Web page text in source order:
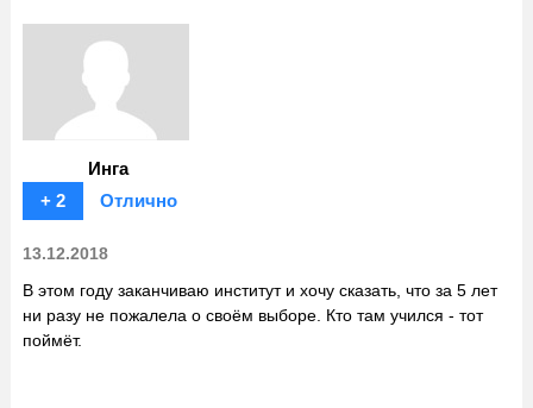
Инга
+ 2
Отлично
13.12.2018
В этом году заканчиваю институт и хочу сказать, что за 5 лет
ни разу не пожалела о своём выборе. Кто там учился - тот
поймёт.